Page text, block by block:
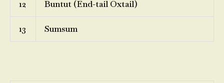
12 Buntut (End-tail Oxtail)
13 Sumsum